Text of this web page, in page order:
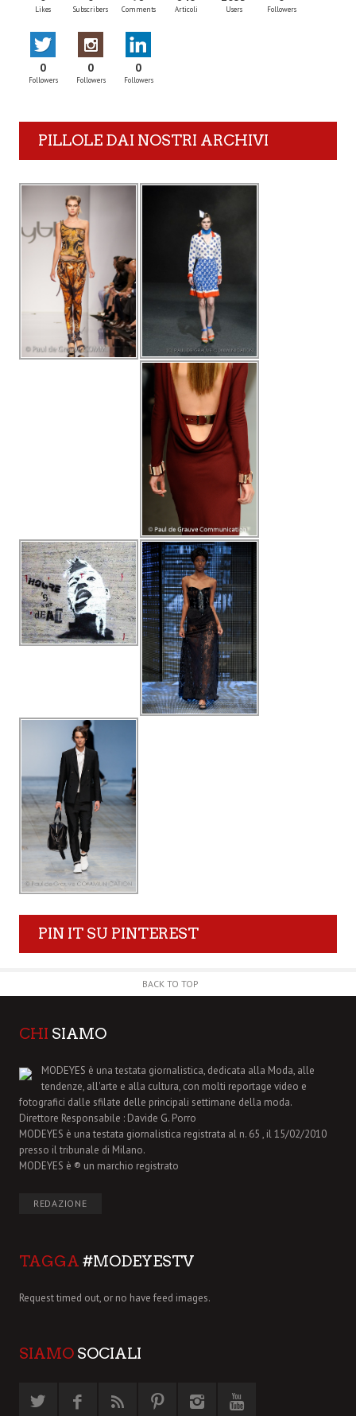
Likes Subscribers Comments Articoli Users Followers
0
Followers
0
Followers
0
Followers
PILLOLE DAI NOSTRI ARCHIVI
PIN IT SU PINTEREST
BACK TO TOP
CHI SIAMO
MODEYES è una testata giornalistica, dedicata alla Moda, alle
tendenze, all'arte e alla cultura, con molti reportage video e
fotografici dalle sfilate delle principali settimane della moda.
Direttore Responsabile : Davide G. Porro
MODEYES è una testata giornalistica registrata al n. 65 , il 15/02/2010
presso il tribunale di Milano.
MODEYES è ® un marchio registrato
REDAZIONE
TAGGA #MODEYESTV
Request timed out, or no have feed images.
SIAMO SOCIALI